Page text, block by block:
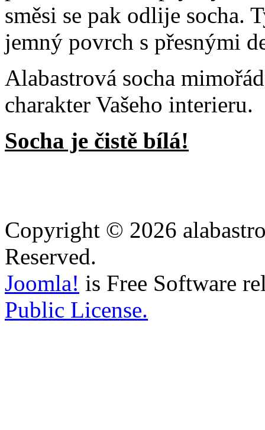
směsi se pak odlije socha.
jemný povrch s přesnými
Alabastrová socha
charakter Vašeho interieru.
Socha je čistě bílá!
Copyright © 2026
Reserved.
Joomla! is Free Software
Public License.